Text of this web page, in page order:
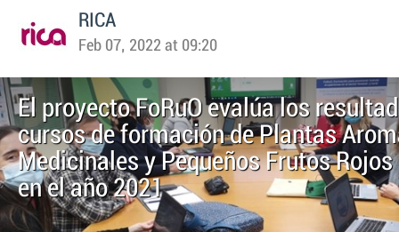
RICA
Feb 07, 2022 at 09:20
El proyecto FoRuO evalúa los
cursos de formación de Plantas
Medicinales y Pequeños Frutos
en el año 2021